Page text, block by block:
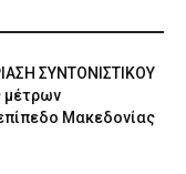
ΣΥΝΤΟΝΙΣΤΙΚΟΥ
μέτρων
Μακεδονίας